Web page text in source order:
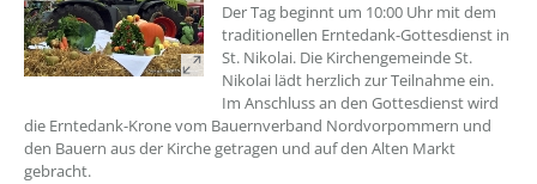
Der Tag beginnt um 10:00 Uhr mit dem
traditionellen Erntedank-Gottesdienst in
St. Nikolai. Die Kirchengemeinde St.
Nikolai lädt herzlich zur Teilnahme ein.
Im Anschluss an den Gottesdienst wird
die Erntedank-Krone vom Bauernverband Nordvorpommern und
den Bauern aus der Kirche getragen und auf den Alten Markt
gebracht.